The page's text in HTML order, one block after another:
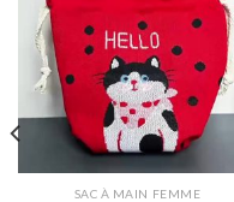
SAC À MAIN FEMME